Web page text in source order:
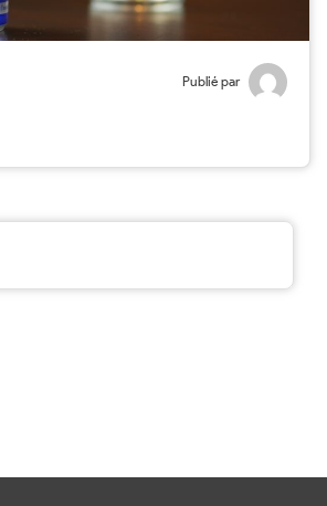
Publié par